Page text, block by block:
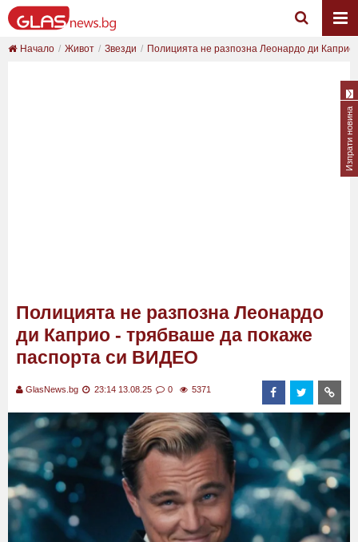
Начало Живот Звезди Полицията не разпозна Леонардо ди Каприо
Полицията не разпозна Леонардо
ди Каприо - трябваше да покаже
паспорта си ВИДЕО
GlasNews.bg 23:14 13.08.25 0 5371
Изпрати новина